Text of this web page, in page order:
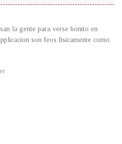
la gente para verse bonito en
son feos fisicamente como